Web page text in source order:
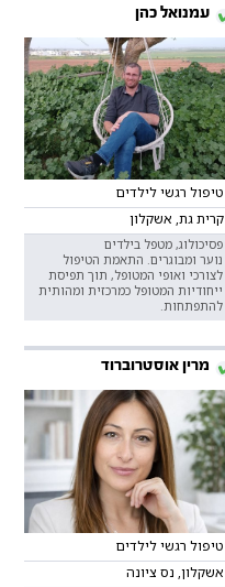
עמנואל כהן
טיפול רגשי לילדים
קרית גת, אשקלון
פסיכולוג, מטפל בילדים
נוער ומבוגרים. התאמת הטיפול
לצורכי ואופי המטופל, תוך תפיסת
ייחודיות המטופל כמרכזית ומהותית
להתפתחות.
מרין אוסטרוברוד
טיפול רגשי לילדים
אשקלון, נס ציונה